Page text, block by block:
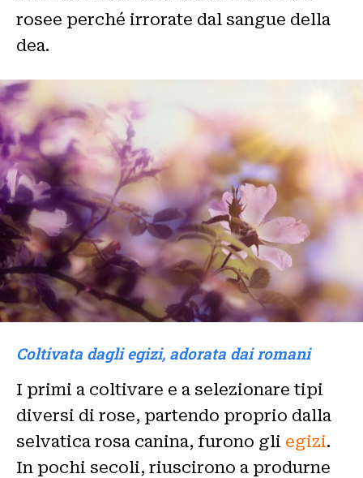
rosee perché irrorate dal sangue della
dea.
Coltivata dagli egizi, adorata dai romani
I primi a coltivare e a selezionare tipi
diversi di rose, partendo proprio dalla
selvatica rosa canina, furono gli egizi.
In pochi secoli, riuscirono a produrne